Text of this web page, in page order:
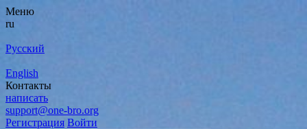
Меню
ru
Русский
English
Контакты
написать
support@one-bro.org
Регистрация Войти